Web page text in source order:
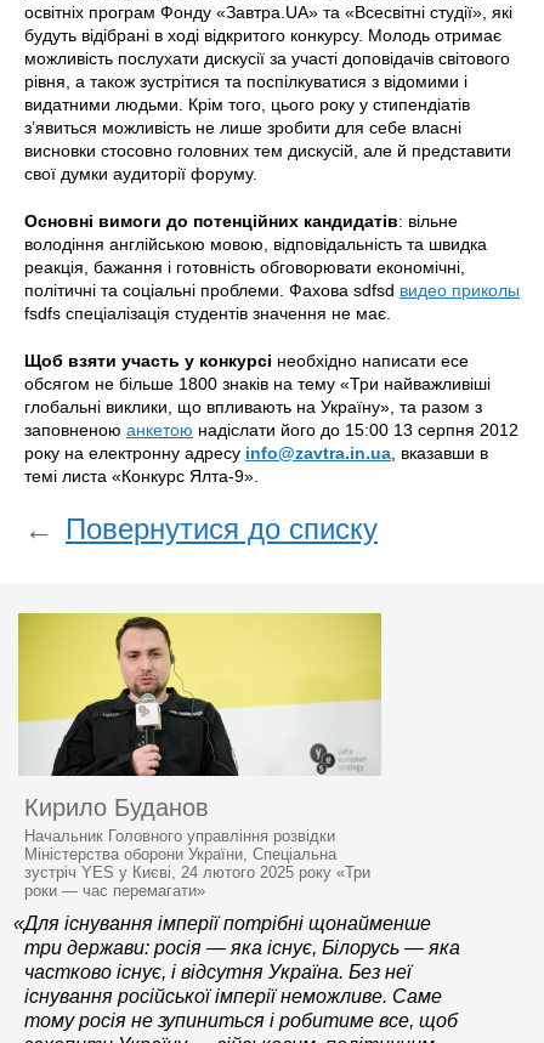
освітніх програм Фонду «Завтра.UA» та «Всесвітні студії», які
будуть відібрані в ході відкритого конкурсу. Молодь отримає
можливість послухати дискусії за участі доповідачів світового
рівня, а також зустрітися та поспілкуватися з відомими і
видатними людьми. Крім того, цього року у стипендіатів
з’явиться можливість не лише зробити для себе власні
висновки стосовно головних тем дискусій, але й представити
свої думки аудиторії форуму.
Основні вимоги до потенційних кандидатів: вільне
володіння англійською мовою, відповідальність та швидка
реакція, бажання і готовність обговорювати економічні,
політичні та соціальні проблеми. Фахова sdfsd видео приколы
fsdfs спеціалізація студентів значення не має.
Щоб взяти участь у конкурсі необхідно написати есе
обсягом не більше 1800 знаків на тему «Три найважливіші
глобальні виклики, що впливають на Україну», та разом з
заповненою анкетою надіслати його до 15:00 13 серпня 2012
року на електронну адресу info@zavtra.in.ua , вказавши в
темі листа «Конкурс Ялта-9».
← Повернутися до списку
Кирило Буданов
Начальник Головного управління розвідки
Міністерства оборони України, Спеціальна
зустріч YES у Києві, 24 лютого 2025 року «Три
роки — час перемагати»
«Для існування імперії потрібні щонайменше
три держави: росія — яка існує, Білорусь — яка
частково існує, і відсутня Україна. Без неї
існування російської імперії неможливе. Саме
тому росія не зупиниться і робитиме все, щоб